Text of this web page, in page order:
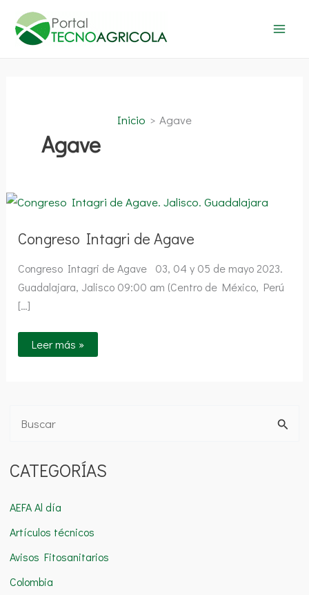
contenido
Inicio Agave
Agave
Congreso Intagri de Agave
Congreso Intagri de Agave 03, 04 y 05 de mayo 2023.
Guadalajara, Jalisco 09:00 am (Centro de México, Perú
[…]
Congreso
Intagri
Leer más »
s
a
r
p
o
CATEGORÍAS
AEFA Al día
Artículos técnicos
Avisos Fitosanitarios
Colombia